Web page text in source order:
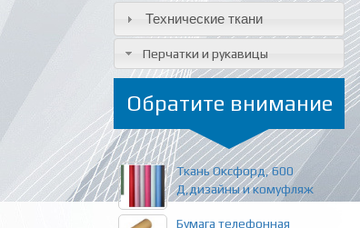
Технические ткани
Перчатки и рукавицы
Обратите внимание
Ткань Оксфорд, 600
Д,дизайны и комуфляж
Бумага телефонная